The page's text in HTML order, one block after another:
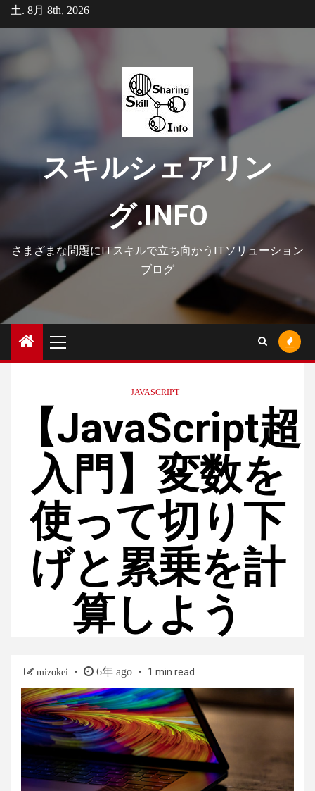
Skip
to
土. 8月 8th, 2026
スキルシェアリン
グ.INFO
さまざまな問題にITスキルで立ち向かうITソリューション
ブログ
Menu
JAVASCRIPT
【JavaScript超
入門】変数を
使って切り下
げと累乗を計
算しよう
mizokei 6年 ago 1 min read